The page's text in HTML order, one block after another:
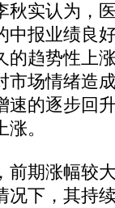
实认为，
中报业绩良
的趋势性上
市场情绪造
速的逐步回
。
期涨幅较
况下，其持